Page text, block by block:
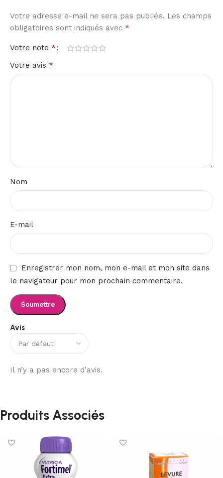
Avis
Il n’y a pas encore d’avis.
Votre adresse e-mail ne sera pas publiée. Les champs
obligatoires sont indiqués avec *
Votre note *
Votre avis *
Nom
E-mail
Enregistrer mon nom, mon e-mail et mon site dans
le navigateur pour mon prochain commentaire.
Produits Associés